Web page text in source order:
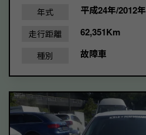
年式 平成24年/2012年
走行距離 62,351Km
種別 故障車